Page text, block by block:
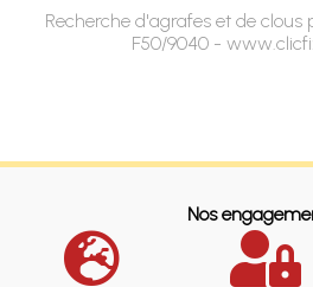
Recherche d'agrafes et de clous
F50/9040 -
Nos